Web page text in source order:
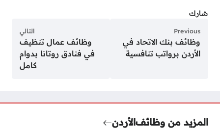
شارك
Previous
وظائف بنك الاتحاد في
الأردن برواتب تنافسية
التالي
وظائف عمال تنظيف
في فنادق روتانا بدوام
كامل
المزيد من وظائفالأردن